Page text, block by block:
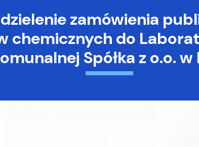
zamówienia
chemicznych do
Spółka z o.o.